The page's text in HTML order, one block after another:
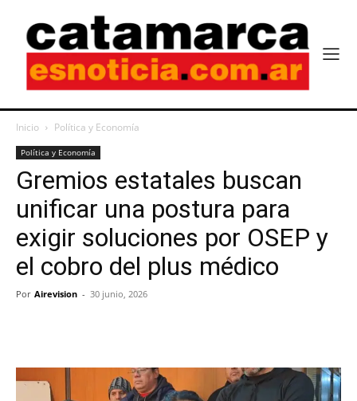
Inicio Política y Economía
Política y Economía
Gremios estatales buscan
unificar una postura para
exigir soluciones por OSEP y
el cobro del plus médico
Por Airevision - 30 junio, 2026